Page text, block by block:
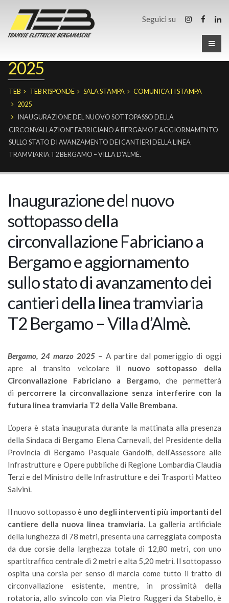
Seguici su
2025
TEB TEB RISPONDE SALA STAMPA
COMUNICATI STAMPA
2025
INAUGURAZIONE DEL NUOVO SOTTOPASSO DELLA
CIRCONVALLAZIONE FABRICIANO A BERGAMO E AGGIORNAMENTO
SULLO STATO DI AVANZAMENTO DEI CANTIERI DELLA LINEA
TRAMVIARIA T2 BERGAMO – VILLA D’ALMÈ.
Inaugurazione del nuovo
sottopasso della
circonvallazione Fabriciano a
Bergamo e aggiornamento
sullo stato di avanzamento dei
cantieri della linea tramviaria
T2 Bergamo – Villa d’Almè.
Bergamo, 24 marzo 2025 – A partire dal pomeriggio di oggi
apre al transito veicolare il nuovo sottopasso della
Circonvallazione Fabriciano a Bergamo, che permetterà
di percorrere la circonvallazione senza interferire con la
futura linea tramviaria T2 della Valle Brembana.
L’opera è stata inaugurata durante la mattinata alla presenza
della Sindaca di Bergamo Elena Carnevali, del Presidente della
Provincia di Bergamo Pasquale Gandolfi, dell’Assessore alle
Infrastrutture e Opere pubbliche di Regione Lombardia Claudia
Terzi e del Ministro delle Infrastrutture e dei Trasporti Matteo
Salvini.
Il nuovo sottopasso è uno degli interventi più importanti del
cantiere della nuova linea tramviaria. La galleria artificiale
della lunghezza di 78 metri, presenta una carreggiata composta
da due corsie della larghezza totale di 12,80 metri, con uno
spartitraffico centrale di 2 metri e alta 5,20 metri. Il sottopasso
ospita una corsia per senso di marcia come tutto il tratto di
circonvallazione esistente, mentre, in prossimità della
rotatoria, allo svincolo con via Pietro Ruggeri da Stabello, è